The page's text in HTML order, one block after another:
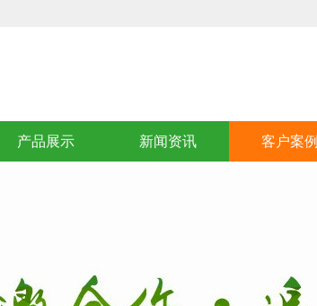
产品展示 新闻资讯 客户案例